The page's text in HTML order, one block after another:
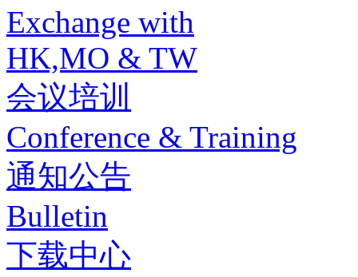
Exchange with
HK,MO & TW
会议培训
Conference & Training
通知公告
Bulletin
下载中心